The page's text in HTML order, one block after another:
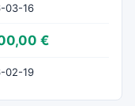
03-16
€
02-19